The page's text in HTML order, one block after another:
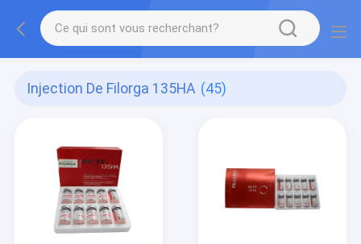
Injection De Filorga 135HA (45)